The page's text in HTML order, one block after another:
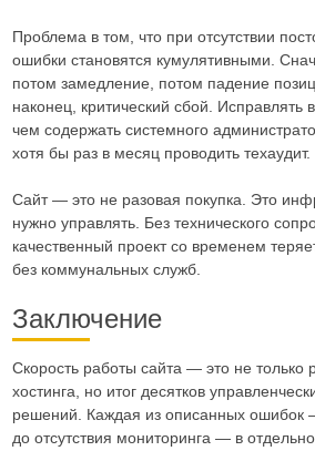
Проблема в том, что при отсутствии
ошибки становятся кумулятивными.
потом замедление, потом падение
наконец, критический сбой. Исправлять
чем содержать системного
хотя бы раз в месяц проводить техаудит.
Сайт — это не разовая покупка. Это
нужно управлять. Без технического
качественный проект со временем
без коммунальных служб.
Заключение
Скорость работы сайта — это не только
хостинга, но итог десятков
решений. Каждая из описанных ошибок
до отсутствия мониторинга — в